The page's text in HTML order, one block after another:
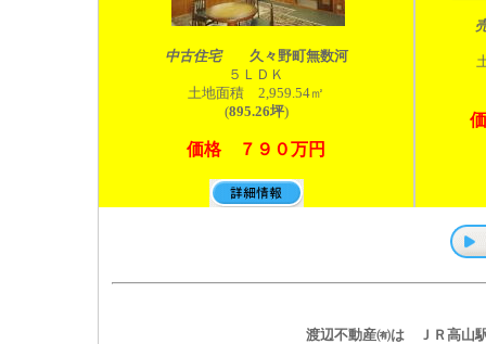
中古住宅
久々野町無数河
５ＬＤＫ
土地面積 2,959.54㎡
(895.26坪)
価格 ７９０万円
渡辺不動産㈲は ＪＲ高山